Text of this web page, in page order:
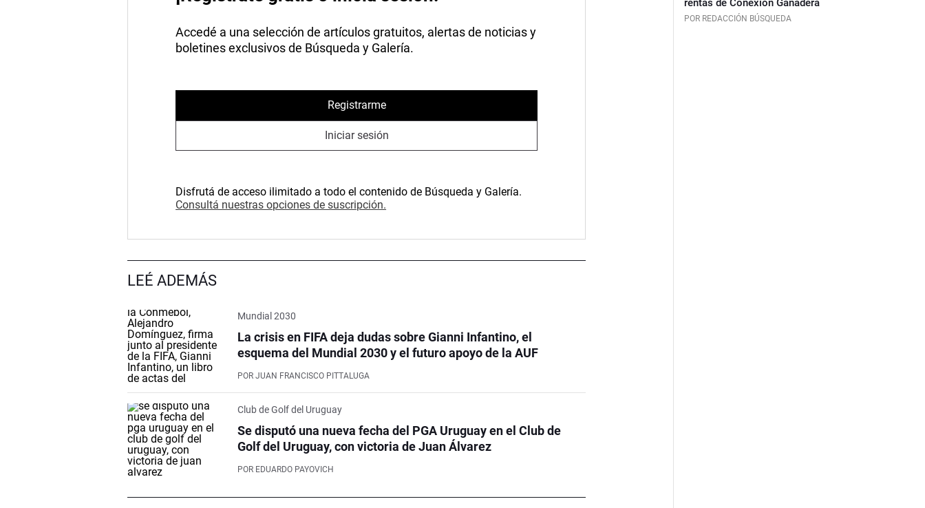
Accedé a una selección de artículos gratuitos, alertas de noticias y
boletines exclusivos de Búsqueda y Galería.
Registrarme
Iniciar sesión
Disfrutá de acceso ilimitado a todo el contenido de Búsqueda y Galería.
Consultá nuestras opciones de suscripción.
LEÉ ADEMÁS
Mundial 2030
La crisis en FIFA deja dudas sobre Gianni Infantino, el
esquema del Mundial 2030 y el futuro apoyo de la AUF
POR JUAN FRANCISCO PITTALUGA
Club de Golf del Uruguay
Se disputó una nueva fecha del PGA Uruguay en el Club de
Golf del Uruguay, con victoria de Juan Álvarez
POR EDUARDO PAYOVICH
POR REDACCIÓN BÚSQUEDA